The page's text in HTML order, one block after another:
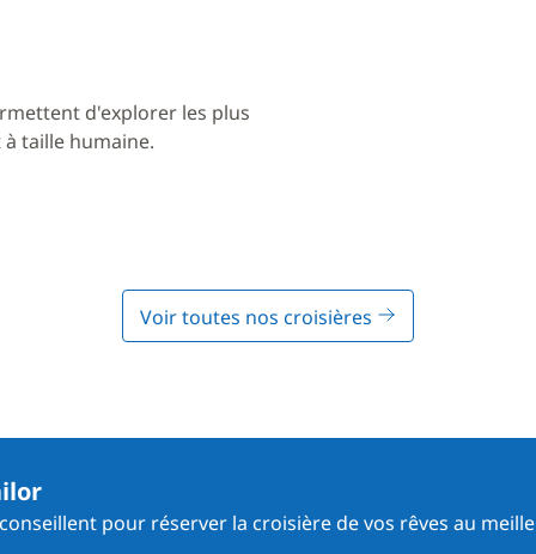
d'explorer les plus
taille humaine.
Voir toutes nos croisières
pour réserver la croisière de vos rêves au